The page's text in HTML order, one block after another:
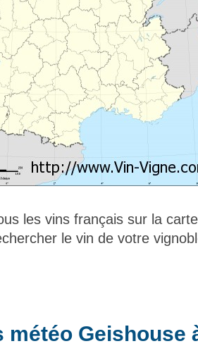
les vins français sur la
le vin de votre
météo Geishouse